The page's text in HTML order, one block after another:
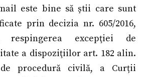
este bine să știi care sunt
prin decizia nr. 605/2016,
excepţiei de
a dispoziţiilor art. 182 alin.
procedură civilă, a Curții